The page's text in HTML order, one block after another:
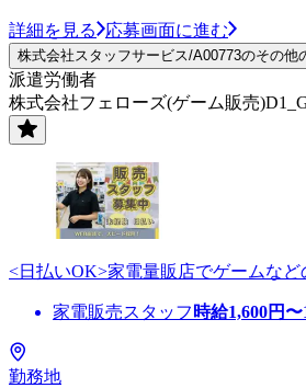
詳細を見る 応募画面に進む
株式会社スタッフサービス/A00773のその他
派遣労働者
株式会社フェローズ(ゲーム販売
<日払いOK>家電量販店でゲームな
家電販売スタッフ 時給1,600円〜
勤務地